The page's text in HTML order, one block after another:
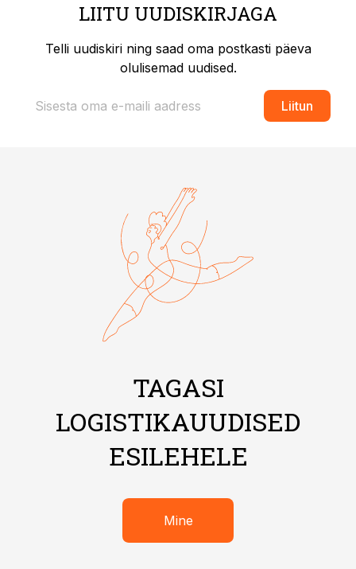
LIITU UUDISKIRJAGA
Telli uudiskiri ning saad oma postkasti päeva
olulisemad uudised.
Liitun
TAGASI
LOGISTIKAUUDISED
ESILEHELE
Mine